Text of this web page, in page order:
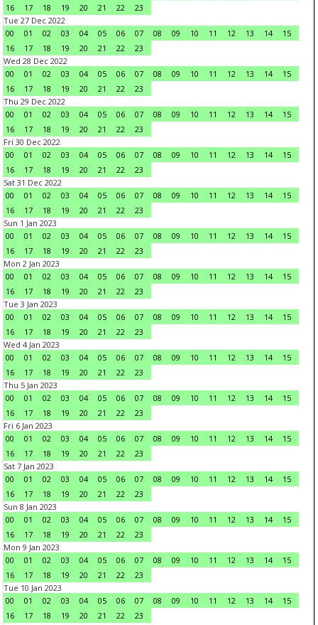
16
17 18 19 20 21 22
23
Tue 27 Dec 2022
00
01 02 03 04 05 06 07 08 09 10 11 12 13 14
15
16
17 18 19 20 21 22
23
Wed 28 Dec 2022
00
01 02 03 04 05 06 07 08 09 10 11 12 13 14
15
16
17 18 19 20 21 22
23
Thu 29 Dec 2022
00
01 02 03 04 05 06 07 08 09 10 11 12 13 14
15
16
17 18 19 20 21 22
23
Fri 30 Dec 2022
00
01 02 03 04 05 06 07 08 09 10 11 12 13 14
15
16
17 18 19 20 21 22
23
Sat 31 Dec 2022
00
01 02 03 04 05 06 07 08 09 10 11 12 13 14
15
16
17 18 19 20 21 22
23
Sun 1 Jan 2023
00
01 02 03 04 05 06 07 08 09 10 11 12 13 14
15
16
17 18 19 20 21 22
23
Mon 2 Jan 2023
00
01 02 03 04 05 06 07 08 09 10 11 12 13 14
15
16
17 18 19 20 21 22
23
Tue 3 Jan 2023
00
01 02 03 04 05 06 07 08 09 10 11 12 13 14
15
16
17 18 19 20 21 22
23
Wed 4 Jan 2023
00
01 02 03 04 05 06 07 08 09 10 11 12 13 14
15
16
17 18 19 20 21 22
23
Thu 5 Jan 2023
00
01 02 03 04 05 06 07 08 09 10 11 12 13 14
15
16
17 18 19 20 21 22
23
Fri 6 Jan 2023
00
01 02 03 04 05 06 07 08 09 10 11 12 13 14
15
16
17 18 19 20 21 22
23
Sat 7 Jan 2023
00
01 02 03 04 05 06 07 08 09 10 11 12 13 14
15
16
17 18 19 20 21 22
23
Sun 8 Jan 2023
00
01 02 03 04 05 06 07 08 09 10 11 12 13 14
15
16
17 18 19 20 21 22
23
Mon 9 Jan 2023
00
01 02 03 04 05 06 07 08 09 10 11 12 13 14
15
16
17 18 19 20 21 22
23
Tue 10 Jan 2023
00
01 02 03 04 05 06 07 08 09 10 11 12 13 14
15
16
17 18 19 20 21 22
23